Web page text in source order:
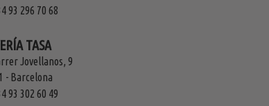
93 296 70 68
TASA
Jovellanos, 9
- Barcelona
93 302 60 49